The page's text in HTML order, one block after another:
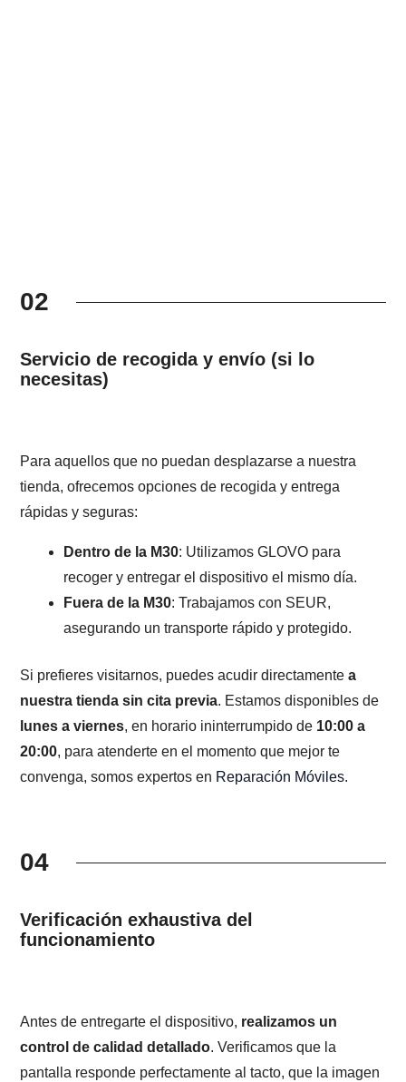
02
Servicio de recogida y envío (si lo
necesitas)
Para aquellos que no puedan desplazarse a nuestra
tienda, ofrecemos opciones de recogida y entrega
rápidas y seguras:
Dentro de la M30: Utilizamos GLOVO para
recoger y entregar el dispositivo el mismo día.
Fuera de la M30: Trabajamos con SEUR,
asegurando un transporte rápido y protegido.
Si prefieres visitarnos, puedes acudir directamentea
nuestra tienda sin cita previa. Estamos disponibles de
lunes a viernes, en horario ininterrumpido de 10:00 a
20:00, para atenderte en el momento que mejor te
convenga, somos expertos en Reparación Móviles.
04
Verificación exhaustiva del
funcionamiento
Antes de entregarte el dispositivo, realizamos un
control de calidad detallado. Verificamos que la
pantalla responde perfectamente al tacto, que la imagen